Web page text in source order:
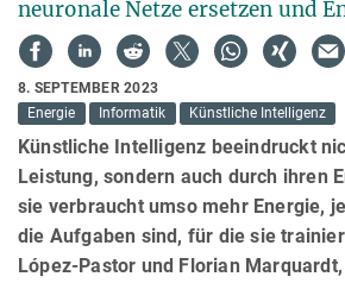
neuronale Netze ersetzen und
8. SEPTEMBER 2023
Energie
Informatik Künstliche Intelligenz
Künstliche Intelligenz beeindruckt
Leistung, sondern auch durch ihren
sie verbraucht umso mehr Energie,
die Aufgaben sind, für die sie
López-Pastor und Florian